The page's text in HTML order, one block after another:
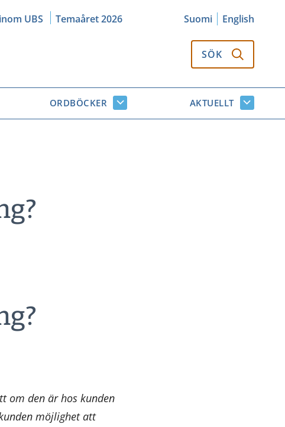
UBS Temaåret 2026 Suomi
English
SÖK
ORDBÖCKER
Ordböcker
undersidor
AKTUELLT
Aktuellt
om den är hos kunden
möjlighet att